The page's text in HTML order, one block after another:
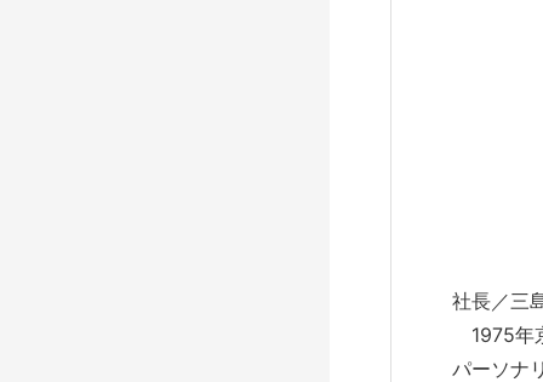
社長／三
1975年
パーソナ